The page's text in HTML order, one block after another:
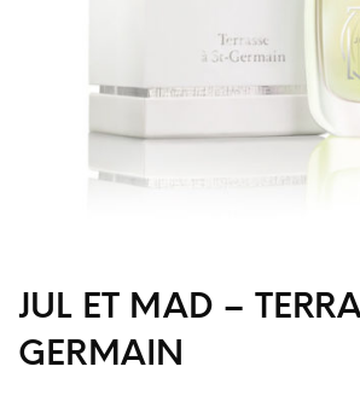
JUL ET MAD –
GERMAIN